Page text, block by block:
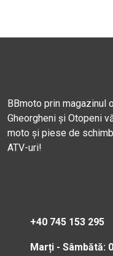
BBmoto prin magazinul
Gheorgheni și Otopeni
moto și piese de
ATV-uri!
+40 745 153 295
Marți - Sâmbătă: